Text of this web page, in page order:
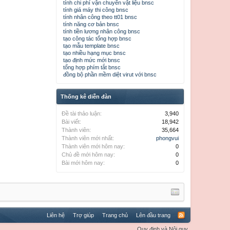
tính chi phí vận chuyển vật liệu bnsc
tính giá máy thi công bnsc
tính nhân công theo tt01 bnsc
tính năng cơ bản bnsc
tính tiền lương nhân công bnsc
tạo công tác tổng hợp bnsc
tạo mẫu template bnsc
tạo nhiều hạng mục bnsc
tạo định mức mới bnsc
tổng hợp phím tắt bnsc
đồng bộ phần mềm diệt virut với bnsc
Thống kê diễn đàn
Đề tài thảo luận:
3,940
Bài viết:
18,942
Thành viên:
35,664
Thành viên mới nhất:
phongvui
Thành viên mới hôm nay:
0
Chủ đề mới hôm nay:
0
Bài mới hôm nay:
0
Liên hệ Trợ giúp Trang chủ Lên đầu trang